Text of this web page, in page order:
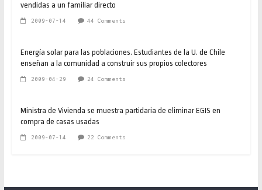
vendidas a un familiar directo
2009-07-14 44 Comments
Energía solar para las poblaciones. Estudiantes de la U. de Chile
enseñan a la comunidad a construir sus propios colectores
2009-04-29 24 Comments
Ministra de Vivienda se muestra partidaria de eliminar EGIS en
compra de casas usadas
2009-07-14 22 Comments